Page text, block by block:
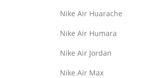
Nike Air Huarache
Nike Air Humara
Nike Air Jordan
Nike Air Max